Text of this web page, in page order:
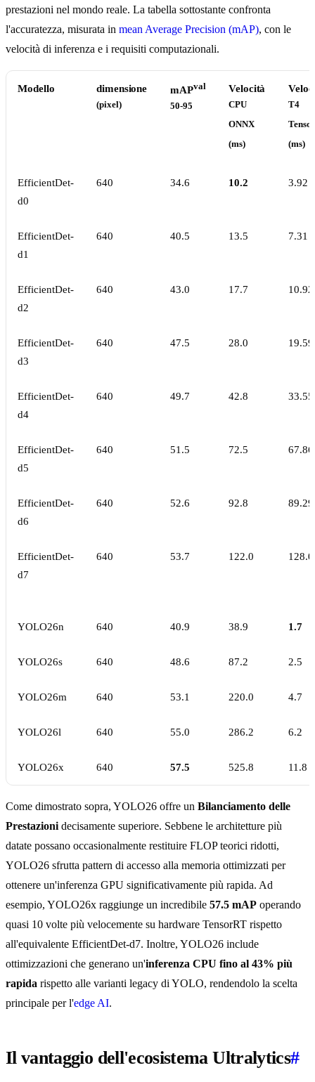
prestazioni nel mondo reale. La tabella sottostante confronta
l'accuratezza, misurata in mean Average Precision (mAP), con le
velocità di inferenza e i requisiti computazionali.
Modello dimensione
(pixel)
mAPval
50-95
Velocità
CPU
ONNX
(ms)
T4
(ms)
EfficientDet-
d0
640 34.6 10.2 3.92
EfficientDet-
d1
640 40.5 13.5 7.31
EfficientDet-
d2
640 43.0 17.7 10.92
EfficientDet-
d3
640 47.5 28.0 19.59
EfficientDet-
d4
640 49.7 42.8 33.55
EfficientDet-
d5
640 51.5 72.5 67.86
EfficientDet-
d6
640 52.6 92.8 89.29
EfficientDet-
d7
640 53.7 122.0
YOLO26n 640 40.9 38.9 1.7
YOLO26s 640 48.6 87.2 2.5
YOLO26m 640 53.1 220.0 4.7
YOLO26l 640 55.0 286.2 6.2
YOLO26x 640 57.5 525.8 11.8
Come dimostrato sopra, YOLO26 offre un Bilanciamento delle
Prestazioni decisamente superiore. Sebbene le architetture più
datate possano occasionalmente restituire FLOP teorici ridotti,
YOLO26 sfrutta pattern di accesso alla memoria ottimizzati per
ottenere un'inferenza GPU significativamente più rapida. Ad
esempio, YOLO26x raggiunge un incredibile 57.5 mAP operando
quasi 10 volte più velocemente su hardware TensorRT rispetto
all'equivalente EfficientDet-d7. Inoltre, YOLO26 include
ottimizzazioni che generano un'inferenza CPU fino al 43% più
rapida rispetto alle varianti legacy di YOLO, rendendolo la scelta
principale per l'edge AI.
Il vantaggio dell'ecosistema Ultralytics#